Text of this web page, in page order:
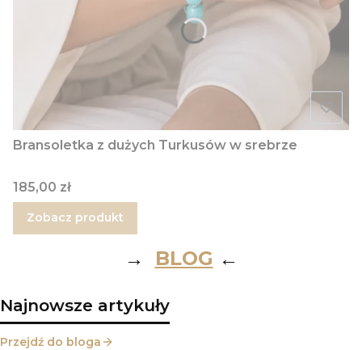
Bransoletka z dużych Turkusów w srebrze
Cena
185,00 zł
Zobacz produkt
→ BLOG ←
Najnowsze artykuły
Przejdź do bloga